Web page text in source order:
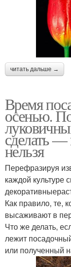
читать дальше →
Время
осенью.
сделать —
нельзя
Перефразируя
каждой культуре
Как правило, те,
высаживают в
Что же делать,
лежит
или полученный